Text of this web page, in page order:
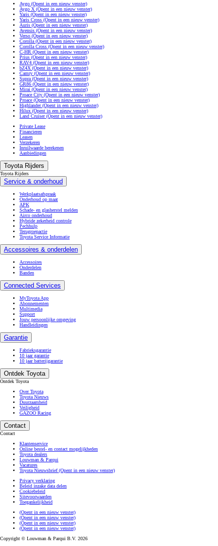
Aygo (Opent in een nieuw venster)
Aygo X (Opent in een nieuw venster)
Yaris (Opent in een nieuw venster)
Yaris Cross (Opent in een nieuw venster)
Auris (Opent in een nieuw venster)
Avensis (Opent in een nieuw venster)
Verso (Opent in een nieuw venster)
Corolla (Opent in een nieuw venster)
Corolla Cross (Opent in een nieuw venster)
C-HR (Opent in een nieuw venster)
Prius (Opent in een nieuw venster)
RAV4 (Opent in een nieuw venster)
bZ4X (Opent in een nieuw venster)
Camry (Opent in een nieuw venster)
Supra (Opent in een nieuw venster)
GR86 (Opent in een nieuw venster)
Mirai (Opent in een nieuw venster)
Proace City (Opent in een nieuw venster)
Proace (Opent in een nieuw venster)
Highlander(Opent in een nieuw venster)
Hilux (Opent in een nieuw venster)
Land Cruiser(Opent in een nieuw venster)
Private Lease
Financieren
Leasen
Verzekeren
Inruilwaarde berekenen
Aanbiedingen
Toyota Rijders
Toyota Rijders
Service & onderhoud
Werkplaatsafspraak
Onderhoud op maat
APK
Schade- en glasherstel melden
Airco onderhoud
Hybride zekerheid controle
Pechhulp
Terugroepactie
Toyota Service Informatie
Accessoires & onderdelen
Accessoires
Onderdelen
Banden
Connected Services
MyToyota App
Abonnementen
Multimedia
Support
Jouw persoonlijke omgeving
Handleidingen
Garantie
Fabrieksgarantie
10 jaar garantie
10 jaar batterijgarantie
Ontdek Toyota
Ontdek Toyota
Over Toyota
Toyota Nieuws
Duurzaamheid
Veiligheid
GAZOO Racing
Contact
Contact
Klantenservice
Online bestel- en contact mogelijkheden
Toyota dealers
Louwman & Parqui
Vacatures
Toyota Nieuwsbrief(Opent in een nieuw venster)
Privacy verklaring
Beleid inzake data delen
Cookiebeleid
Sitevoorwaarden
Toegankelijkheid
(Opent in een nieuw venster)
(Opent in een nieuw venster)
(Opent in een nieuw venster)
(Opent in een nieuw venster)
Copyright © Louwman & Parqui B.V. 2026